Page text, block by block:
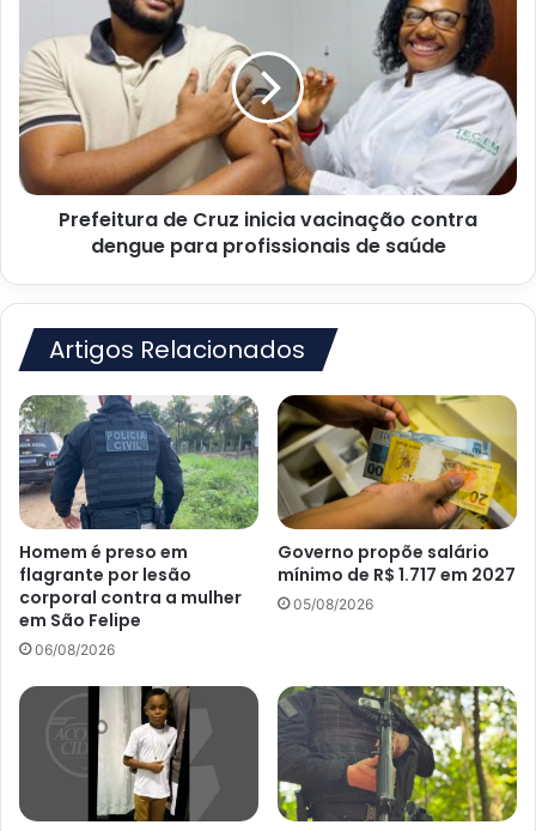
Cipe
Leste
Cruz
inicia
vacinação
contra
dengue
para
profissionais
Prefeitura de Cruz inicia vacinação contra
dengue para profissionais de saúde
Artigos Relacionados
Homem é preso em
flagrante por lesão
corporal contra a mulher
em São Felipe
06/08/2026
Governo propõe salário
mínimo de R$ 1.717 em 2027
05/08/2026